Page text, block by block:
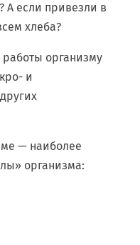
А если привезли в
хлеба?
организму
и
— наиболее
организма️: